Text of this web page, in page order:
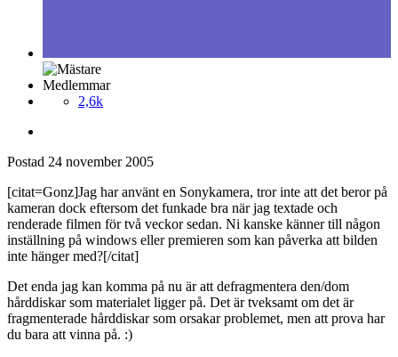
Medlemmar
2,6k
Postad 24 november 2005
[citat=Gonz]Jag har använt en Sonykamera, tror inte att det beror på
kameran dock eftersom det funkade bra när jag textade och
renderade filmen för två veckor sedan. Ni kanske känner till någon
inställning på windows eller premieren som kan påverka att bilden
inte hänger med?[/citat]
Det enda jag kan komma på nu är att defragmentera den/dom
hårddiskar som materialet ligger på. Det är tveksamt om det är
fragmenterade hårddiskar som orsakar problemet, men att prova har
du bara att vinna på. :)